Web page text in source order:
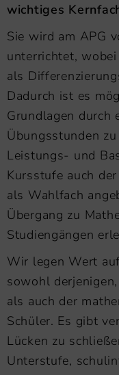
wichtiges
Sie wird am APG
unterrichtet,
als
Dadurch ist es
Grundlagen durch
Übungsstunden
Leistungs- und
Kursstufe auch
als Wahlfach
Übergang zu
Studiengängen
Wir legen Wert
sowohl
als auch der
Schüler. Es gibt
Lücken zu
Unterstufe,